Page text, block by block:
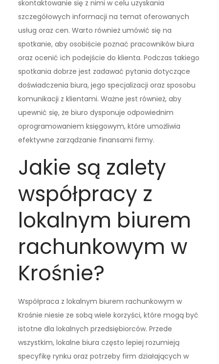
skontaktowanie się z nimi w celu uzyskania
szczegółowych informacji na temat oferowanych
usług oraz cen. Warto również umówić się na
spotkanie, aby osobiście poznać pracowników biura
oraz ocenić ich podejście do klienta. Podczas takiego
spotkania dobrze jest zadawać pytania dotyczące
doświadczenia biura, jego specjalizacji oraz sposobu
komunikacji z klientami. Ważne jest również, aby
upewnić się, że biuro dysponuje odpowiednim
oprogramowaniem księgowym, które umożliwia
efektywne zarządzanie finansami firmy.
Jakie są zalety
współpracy z
lokalnym biurem
rachunkowym w
Krośnie?
Współpraca z lokalnym biurem rachunkowym w
Krośnie niesie ze sobą wiele korzyści, które mogą być
istotne dla lokalnych przedsiębiorców. Przede
wszystkim, lokalne biura często lepiej rozumieją
specyfikę rynku oraz potrzeby firm działających w